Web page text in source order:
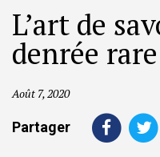
L’art de
denrée
Août 7, 2020
Partager